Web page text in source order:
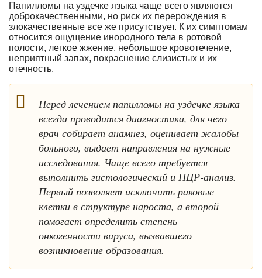
Папилломы на уздечке языка чаще всего являются
доброкачественными, но риск их перерождения в
злокачественные все же присутствует. К их симптомам
относится ощущение инородного тела в ротовой
полости, легкое жжение, небольшое кровотечение,
неприятный запах, покраснение слизистых и их
отечность.
Перед лечением папилломы на уздечке языка
всегда проводится диагностика, для чего
врач собирает анамнез, оценивает жалобы
больного, выдает направления на нужные
исследования. Чаще всего требуется
выполнить гистологический и ПЦР-анализ.
Первый позволяет исключить раковые
клетки в структуре нароста, а второй
помогает определить степень
онкогенности вируса, вызвавшего
возникновение образования.